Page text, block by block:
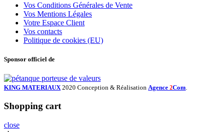
Vos Conditions Générales de Vente
Vos Mentions Légales
Votre Espace Client
Vos contacts
Politique de cookies (EU)
Sponsor officiel de
KING MATERIAUX 2020 Conception & Réalisation Agence 2Com.
Shopping cart
close